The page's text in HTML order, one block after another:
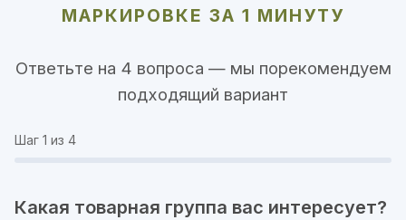
МАРКИРОВКЕ ЗА 1 МИНУТУ
Ответьте на 4 вопроса — мы порекомендуем
подходящий вариант
Шаг 1 из 4
Какая товарная группа вас интересует?